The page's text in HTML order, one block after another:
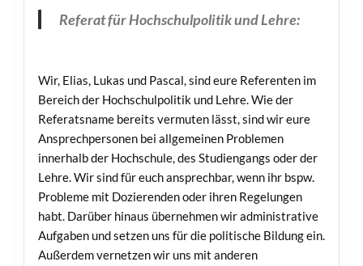
Referat für Hochschulpolitik und Lehre:
Wir, Elias, Lukas und Pascal, sind eure Referenten im
Bereich der Hochschulpolitik und Lehre. Wie der
Referatsname bereits vermuten lässt, sind wir eure
Ansprechpersonen bei allgemeinen Problemen
innerhalb der Hochschule, des Studiengangs oder der
Lehre. Wir sind für euch ansprechbar, wenn ihr bspw.
Probleme mit Dozierenden oder ihren Regelungen
habt. Darüber hinaus übernehmen wir administrative
Aufgaben und setzen uns für die politische Bildung ein.
Außerdem vernetzen wir uns mit anderen